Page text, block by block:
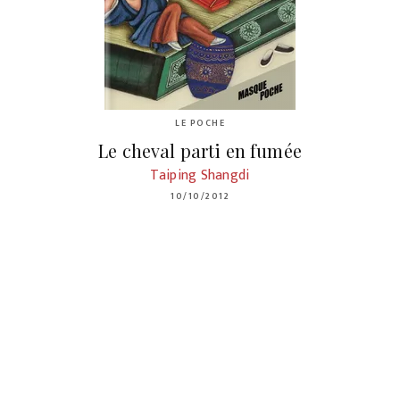
LE POCHE
Le cheval parti en fumée
Taiping Shangdi
10/10/2012